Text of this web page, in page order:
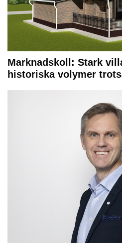
Marknadskoll: Stark
historiska volymer